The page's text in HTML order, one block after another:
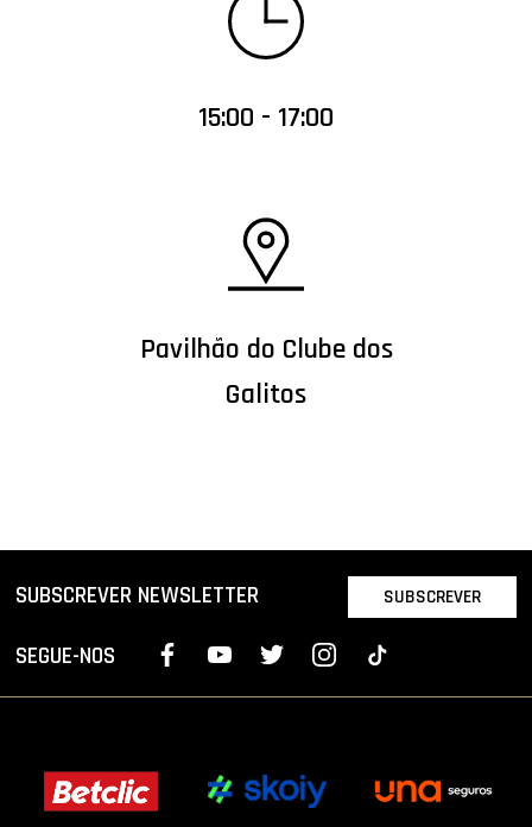
15:00 - 17:00
Pavilhão do Clube dos
Galitos
SUBSCREVER NEWSLETTER SUBSCREVER
SEGUE-NOS